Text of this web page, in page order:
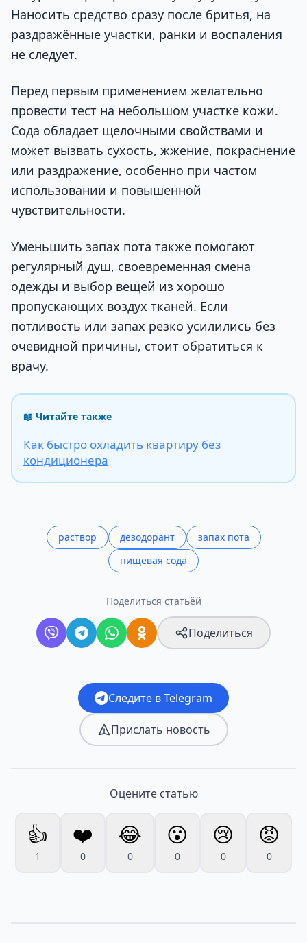
Наносить средство сразу после бритья, на
раздражённые участки, ранки и воспаления
не следует.
Перед первым применением желательно
провести тест на небольшом участке кожи.
Сода обладает щелочными свойствами и
может вызвать сухость, жжение, покраснение
или раздражение, особенно при частом
использовании и повышенной
чувствительности.
Уменьшить запах пота также помогают
регулярный душ, своевременная смена
одежды и выбор вещей из хорошо
пропускающих воздух тканей. Если
потливость или запах резко усилились без
очевидной причины, стоит обратиться к
врачу.
📖 Читайте также
Как быстро охладить квартиру без
кондиционера
раствор дезодорант
запах пота
пищевая сода
Поделиться статьёй
Поделиться
Следите в Telegram
Прислать новость
Оцените статью
👍
1
❤️
0
😂
0
😮
0
😢
0
😡
0